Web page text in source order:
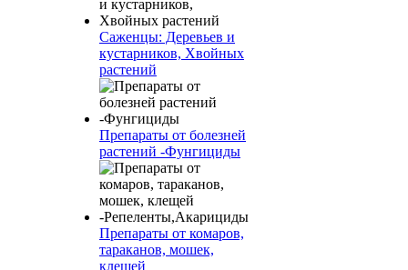
Саженцы: Деревьев и
кустарников, Хвойных
растений
Препараты от болезней
растений -Фунгициды
Препараты от комаров,
тараканов, мошек,
клещей